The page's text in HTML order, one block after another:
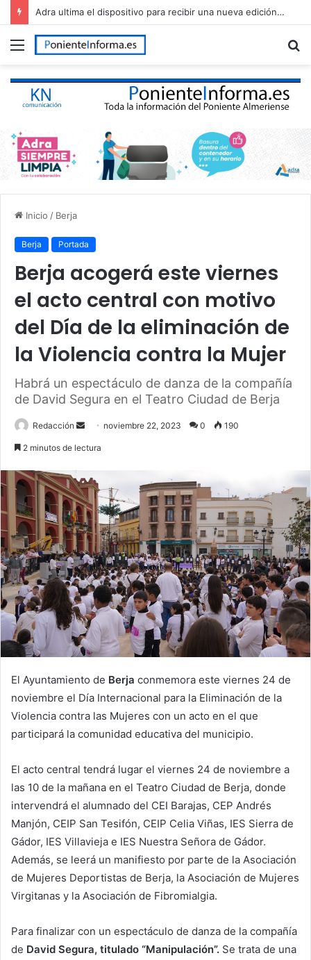
Adra ultima el dispositivo para recibir una nueva edición de The Juergas Rock Festival
Menú
Inicio / Berja
Berja Portada
Berja acogerá este viernes
el acto central con motivo
del Día de la eliminación de
la Violencia contra la Mujer
Habrá un espectáculo de danza de la compañía
de David Segura en el Teatro Ciudad de Berja
Redacción
Send noviembre 22, 2023 0 190
2 minutos de lectura
El Ayuntamiento de Berja conmemora este viernes 24 de
noviembre el Día Internacional para la Eliminación de la
Violencia contra las Mujeres con un acto en el que
participará la comunidad educativa del municipio.
El acto central tendrá lugar el viernes 24 de noviembre a
las 10 de la mañana en el Teatro Ciudad de Berja, donde
intervendrá el alumnado del CEI Barajas, CEP Andrés
Manjón, CEIP San Tesifón, CEIP Celia Viñas, IES Sierra de
Gádor, IES Villavieja e IES Nuestra Señora de Gádor.
Además, se leerá un manifiesto por parte de la Asociación
de Mujeres Deportistas de Berja, la Asociación de Mujeres
Virgitanas y la Asociación de Fibromialgia.
Para finalizar con un espectáculo de danza de la compañía
de David Segura, titulado “Manipulación”. Se trata de una